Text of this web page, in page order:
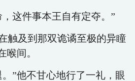
这件事本王自有定夺。”
触及到那双诡谲至极的异瞳
喉间。
”他不甘心地行了一礼，眼